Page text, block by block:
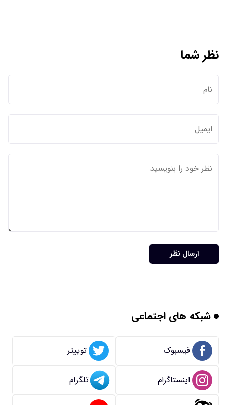
نظر شما
ارسال نظر
شبکه های اجتماعی
فیسبوک توییتر
اینستاگرام تلگرام